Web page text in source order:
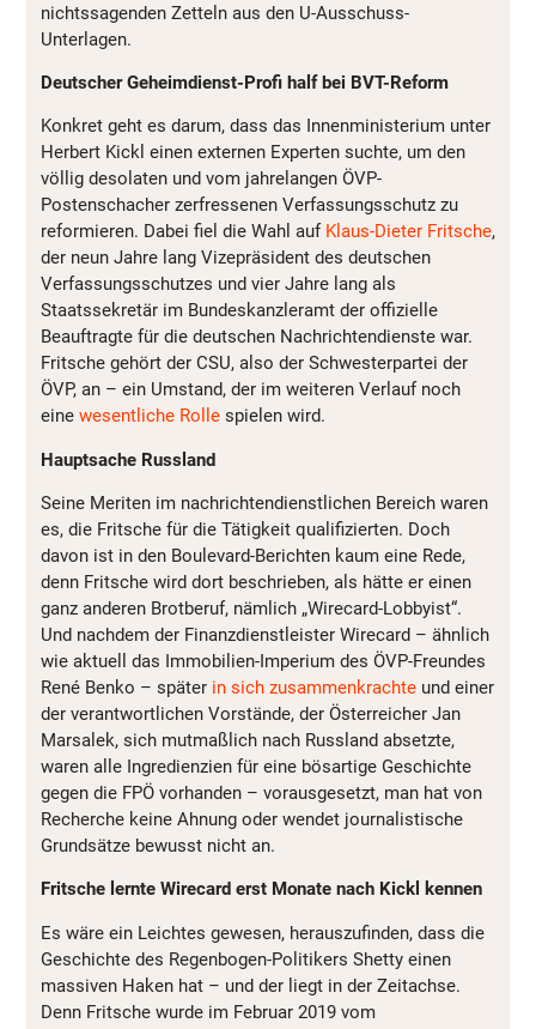
nichtssagenden Zetteln aus den U-Ausschuss-
Unterlagen.
Deutscher Geheimdienst-Profi half bei BVT-Reform
Konkret geht es darum, dass das Innenministerium unter
Herbert Kickl einen externen Experten suchte, um den
völlig desolaten und vom jahrelangen ÖVP-
Postenschacher zerfressenen Verfassungsschutz zu
reformieren. Dabei fiel die Wahl auf Klaus-Dieter Fritsche,
der neun Jahre lang Vizepräsident des deutschen
Verfassungsschutzes und vier Jahre lang als
Staatssekretär im Bundeskanzleramt der offizielle
Beauftragte für die deutschen Nachrichtendienste war.
Fritsche gehört der CSU, also der Schwesterpartei der
ÖVP, an – ein Umstand, der im weiteren Verlauf noch
eine wesentliche Rolle spielen wird.
Hauptsache Russland
Seine Meriten im nachrichtendienstlichen Bereich waren
es, die Fritsche für die Tätigkeit qualifizierten. Doch
davon ist in den Boulevard-Berichten kaum eine Rede,
denn Fritsche wird dort beschrieben, als hätte er einen
ganz anderen Brotberuf, nämlich „Wirecard-Lobbyist“.
Und nachdem der Finanzdienstleister Wirecard – ähnlich
wie aktuell das Immobilien-Imperium des ÖVP-Freundes
René Benko – später in sich zusammenkrachte und einer
der verantwortlichen Vorstände, der Österreicher Jan
Marsalek, sich mutmaßlich nach Russland absetzte,
waren alle Ingredienzien für eine bösartige Geschichte
gegen die FPÖ vorhanden – vorausgesetzt, man hat von
Recherche keine Ahnung oder wendet journalistische
Grundsätze bewusst nicht an.
Fritsche lernte Wirecard erst Monate nach Kickl kennen
Es wäre ein Leichtes gewesen, herauszufinden, dass die
Geschichte des Regenbogen-Politikers Shetty einen
massiven Haken hat – und der liegt in der Zeitachse.
Denn Fritsche wurde im Februar 2019 vom